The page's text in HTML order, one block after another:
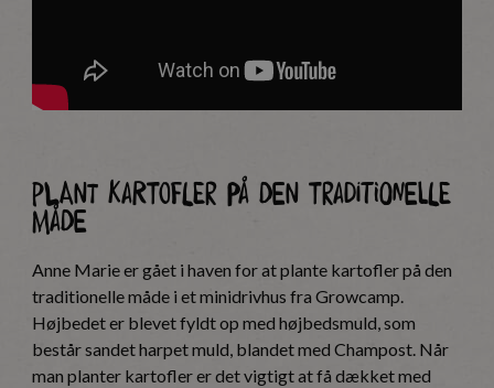
Plant kartofler på den traditionelle
måde
Anne Marie er gået i haven for at plante kartofler på den
traditionelle måde i et minidrivhus fra Growcamp.
Højbedet er blevet fyldt op med højbedsmuld, som
består sandet harpet muld, blandet med Champost. Når
man planter kartofler er det vigtigt at få dækket med